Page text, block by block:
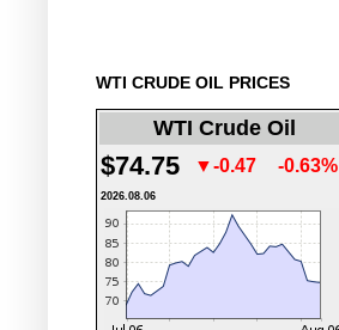
WTI CRUDE OIL PRICES
WTI Crude Oil
$74.75 ▼-0.47 -0.63%
2026.08.06